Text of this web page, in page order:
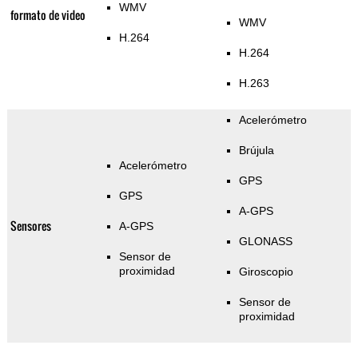
formato de video WMV
H.264
WMV
H.264
H.263
Sensores
Acelerómetro
GPS
A-GPS
Sensor de
proximidad
Acelerómetro
Brújula
GPS
A-GPS
GLONASS
Giroscopio
Sensor de
proximidad